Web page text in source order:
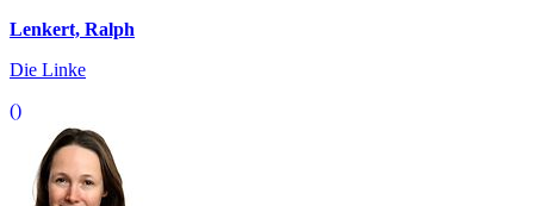
Lenkert, Ralph
Die Linke
()